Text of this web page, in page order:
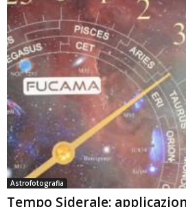
Astrofotografia
Tempo Siderale: